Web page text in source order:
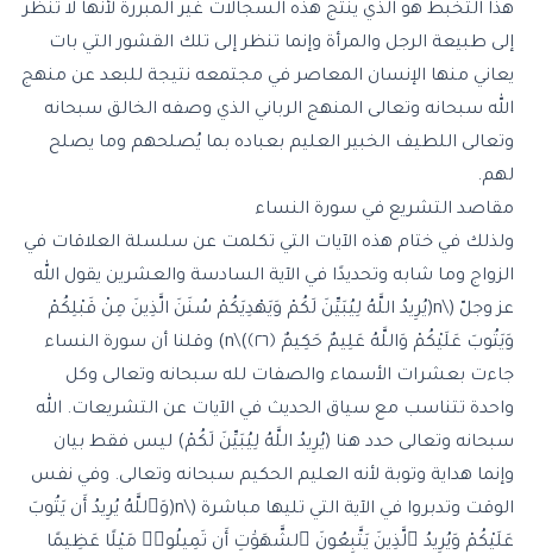
هذا التخبط هو الذي ينتج هذه السجالات غير المبررة لأنها لا تنظر
إلى طبيعة الرجل والمرأة وإنما تنظر إلى تلك القشور التي بات
يعاني منها الإنسان المعاصر في مجتمعه نتيجة للبعد عن منهج
الله سبحانه وتعالى المنهج الرباني الذي وصفه الخالق سبحانه
وتعالى اللطيف الخبير العليم بعباده بما يُصلحهم وما يصلح
لهم.
مقاصد التشريع في سورة النساء
ولذلك في ختام هذه الآيات التي تكلمت عن سلسلة العلاقات في
الزواج وما شابه وتحديدًا في الآية السادسة والعشرين يقول الله
عز وجلّ (\n(يُرِيدُ اللَّهُ لِيُبَيِّنَ لَكُمْ وَيَهْدِيَكُمْ سُنَنَ الَّذِينَ مِنْ قَبْلِكُمْ
وَيَتُوبَ عَلَيْكُمْ وَاللَّهُ عَلِيمٌ حَكِيمٌ ﴿٢٦﴾)\n) وقلنا أن سورة النساء
جاءت بعشرات الأسماء والصفات لله سبحانه وتعالى وكل
واحدة تتناسب مع سياق الحديث في الآيات عن التشريعات. الله
سبحانه وتعالى حدد هنا (يُرِيدُ اللَّهُ لِيُبَيِّنَ لَكُمْ) ليس فقط بيان
وإنما هداية وتوبة لأنه العليم الحكيم سبحانه وتعالى. وفي نفس
الوقت وتدبروا في الآية التي تليها مباشرة (\n(وَٱللَّهُ يُرِيدُ أَن يَتُوبَ
عَلَيْكُمْ وَيُرِيدُ ٱلَّذِينَ يَتَّبِعُونَ ٱلشَّهَوَٰتِ أَن تَمِيلُوا۟ مَيْلًا عَظِيمًا